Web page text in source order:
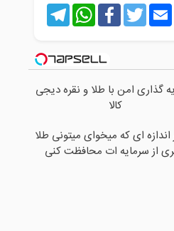
Telegram
WhatsAppFacebookTwitterEmail
گذاری امن با طلا و نقره دیجی
کالا
اندازه ای که میخوای میتونی طلا
از سرمایه ات محافظت کنی